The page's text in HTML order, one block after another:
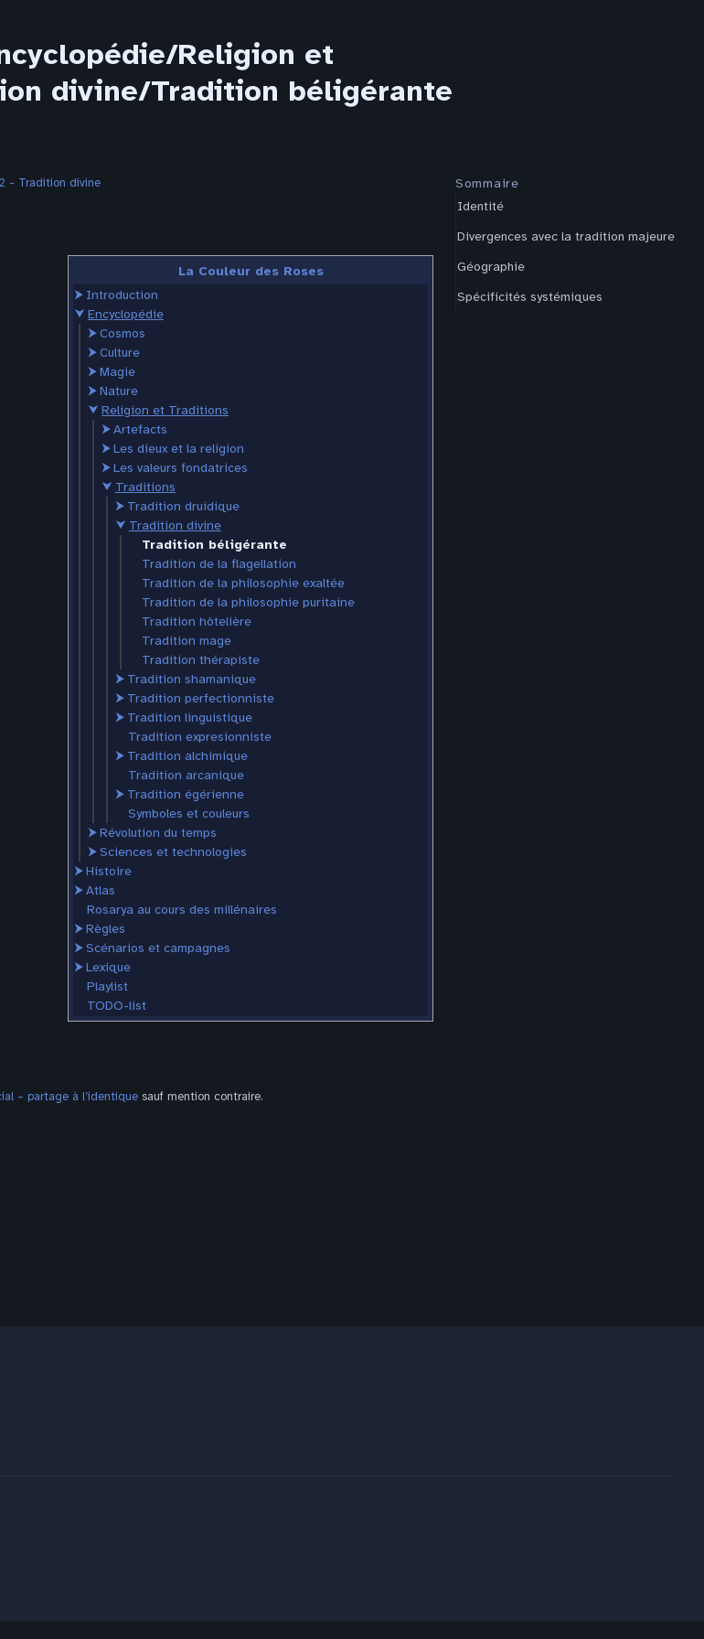
Religion et
divine/Tradition béligérante
2 - Tradition divine
La Couleur des Roses
⮞ Introduction
⮟ Encyclopédie
⮞Cosmos
⮞Culture
⮞Magie
⮞Nature
⮟ Religion et Traditions
⮞Artefacts
⮞Les dieux et la religion
⮞Les valeurs fondatrices
⮟ Traditions
⮞ Tradition druidique
⮟ Tradition divine
Tradition béligérante
Tradition de la flagellation
Tradition de la philosophie exaltée
Tradition de la philosophie puritaine
Tradition hôtelière
Tradition mage
Tradition thérapiste
⮞ Tradition shamanique
⮞ Tradition perfectionniste
⮞ Tradition linguistique
Tradition expresionniste
⮞ Tradition alchimique
Tradition arcanique
⮞ Tradition égérienne
Symboles et couleurs
⮞Révolution du temps
⮞Sciences et technologies
⮞Histoire
⮞Atlas
Rosarya au cours des millénaires
⮞Règles
⮞Scénarios et campagnes
⮞Lexique
Playlist
TODO-list
Sommaire
Identité
Divergences avec la tradition majeure
Géographie
Spécificités systémiques
– partage à l’identique sauf mention contraire.